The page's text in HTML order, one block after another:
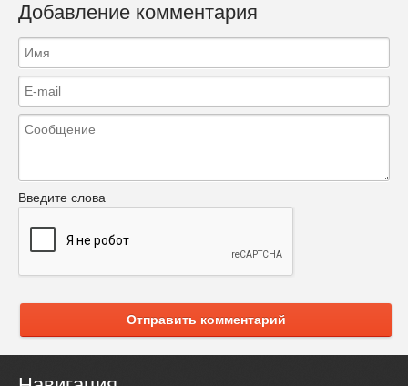
Добавление комментария
Введите слова
Отправить комментарий